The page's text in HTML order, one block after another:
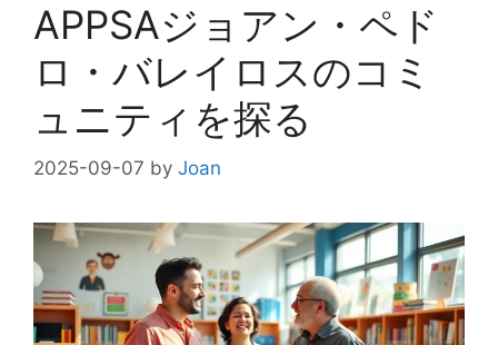
APPSAジョアン・ペド
ロ・バレイロスのコミ
ュニティを探る
2025-09-07 by Joan